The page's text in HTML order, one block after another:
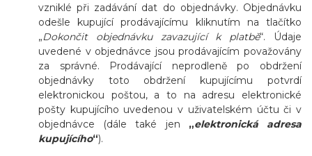
vzniklé při zadávání dat do objednávky. Objednávku
odešle kupující prodávajícímu kliknutím na tlačítko
„Dokončit objednávku zavazující k platbě“. Údaje
uvedené v objednávce jsou prodávajícím považovány
za správné. Prodávající neprodleně po obdržení
objednávky toto obdržení kupujícímu potvrdí
elektronickou poštou, a to na adresu elektronické
pošty kupujícího uvedenou v uživatelském účtu či v
objednávce (dále také jen „elektronická adresa
kupujícího“).